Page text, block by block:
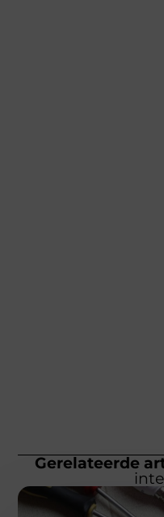
Gerelateerde